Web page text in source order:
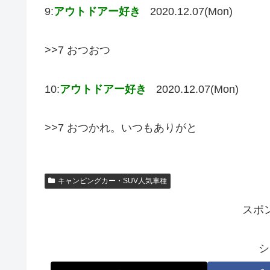
9:アウトドアー好き 2020.12.07(Mon)
>>7 おつおつ
10:アウトドアー好き 2020.12.07(Mon)
>>7 おつかれ。いつもありがと
キャンピングカー・SUV人気車種
スポ